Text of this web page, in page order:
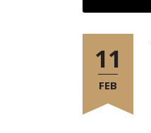
11
FEB